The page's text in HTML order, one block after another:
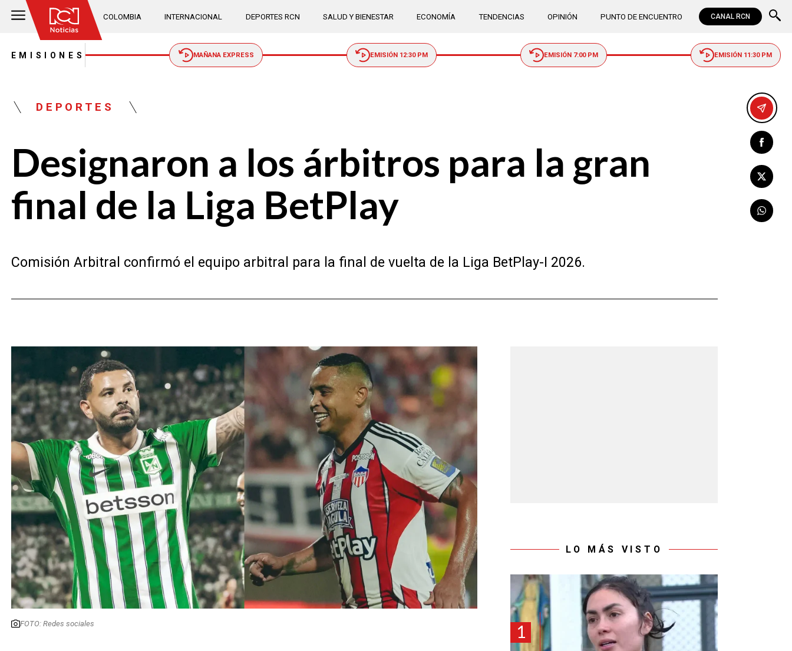
COLOMBIA INTERNACIONAL DEPORTES RCN SALUD Y BIENESTAR ECONOMÍA TENDENCIAS OPINIÓN PUNTO DE ENCUENTRO CANAL RCN
EMISIONES MAÑANA EXPRESS EMISIÓN 12:30 PM EMISIÓN 7:00 PM EMISIÓN 11:30 PM
DEPORTES
Designaron a los árbitros para la gran
final de la Liga BetPlay
Comisión Arbitral confirmó el equipo arbitral para la final de vuelta de la Liga BetPlay-I 2026.
FOTO: Redes sociales
LO MÁS VISTO
1